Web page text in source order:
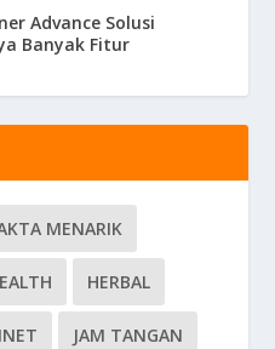
Advance Solusi
Banyak Fitur
MENARIK
HERBAL
INET JAM TANGAN